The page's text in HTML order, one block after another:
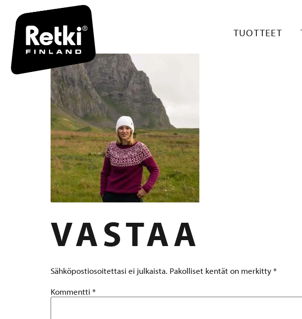
TUOTTEET
R7135
VASTAA
Sähköpostiosoitettasi ei julkaista. Pakolliset kentät on merkitty*
Kommentti *